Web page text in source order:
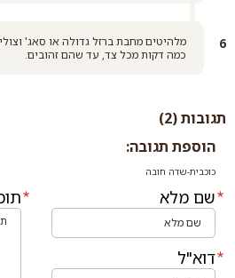
מלהיטים מחבת ברזל גדולה או סאג'
כמה דקות מכל צד, עד שהם זהובים.
תגובות (2)
הוספת תגובה:
כוכבית-שדה חובה
שם מלא
דוא"ל